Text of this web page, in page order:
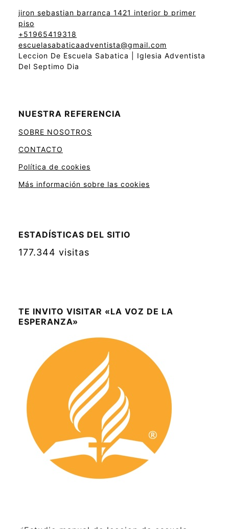
jiron sebastian barranca 1421 interior b primer
piso
+51965419318
escuelasabaticaadventista@gmail.com
Leccion De Escuela Sabatica | Iglesia Adventista
Del Septimo Dia
NUESTRA REFERENCIA
SOBRE NOSOTROS
CONTACTO
Política de cookies
Más información sobre las cookies
ESTADÍSTICAS DEL SITIO
177.344 visitas
TE INVITO VISITAR «LA VOZ DE LA
ESPERANZA»